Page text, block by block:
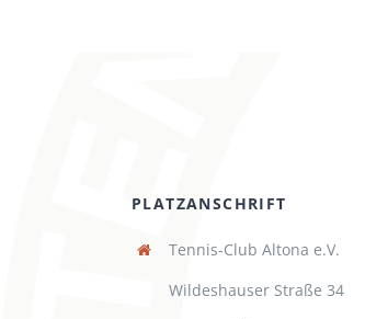
PLATZANSCHRIFT
Tennis-Club Altona e.V.
Wildeshauser Straße 34